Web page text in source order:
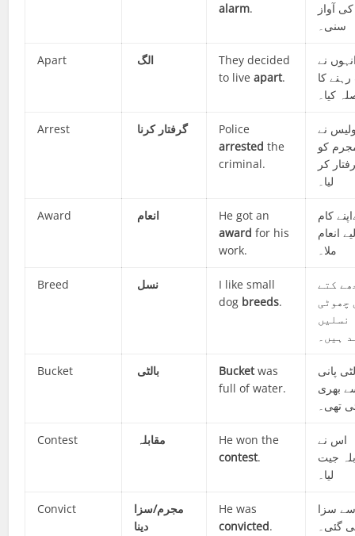
alarm.
کی آواز
سنی۔
Apart الگ
They decided
to liveapart.
نے
کا
کیا۔
Arrest گرفتار کرنا
Police
arrested the
criminal.
نے
کو
کر
لیا۔
Award انعام
He got an
award for his
work.
کام
انعام
ملا۔
Breed نسل
I like small
dog breeds.
کتے
چھوٹی
نسلیں
ہیں۔
Bucket بالٹی Bucketwas
full of water.
پانی
بھری
تھی۔
Contest مقابلہ
He won the
contest.
اس نے
جیت
لیا۔
Convict
مجرم/سزا
دینا
He was
convicted.
سزا
گئی۔